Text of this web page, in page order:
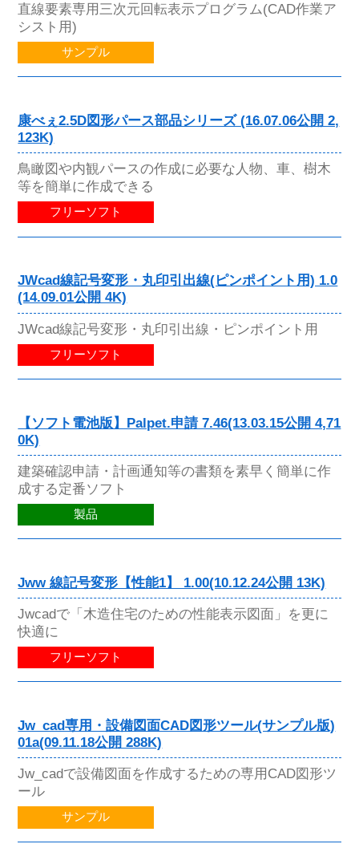
直線要素専用三次元回転表示プログラム(CAD作業ア
シスト用)
サンプル
康べぇ2.5D図形パース部品シリーズ (16.07.06公開 2,
123K)
鳥瞰図や内観パースの作成に必要な人物、車、樹木
等を簡単に作成できる
フリーソフト
JWcad線記号変形・丸印引出線(ピンポイント用) 1.0
(14.09.01公開 4K)
JWcad線記号変形・丸印引出線・ピンポイント用
フリーソフト
【ソフト電池版】Palpet.申請 7.46(13.03.15公開 4,71
0K)
建築確認申請・計画通知等の書類を素早く簡単に作
成する定番ソフト
製品
Jww 線記号変形【性能1】 1.00(10.12.24公開 13K)
Jwcadで「木造住宅のための性能表示図面」を更に
快適に
フリーソフト
Jw_cad専用・設備図面CAD図形ツール(サンプル版)
01a(09.11.18公開 288K)
Jw_cadで設備図面を作成するための専用CAD図形ツ
ール
サンプル